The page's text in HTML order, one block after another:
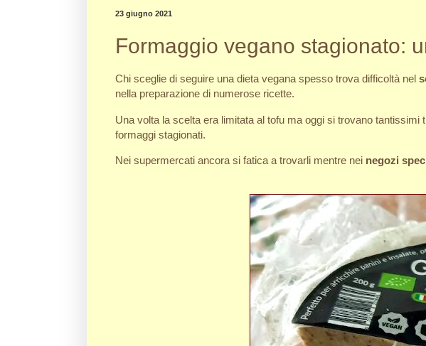
23 giugno 2021
Formaggio vegano stagionato:
Chi sceglie di seguire una dieta vegana spesso trova difficoltà nel
nella preparazione di numerose ricette.
Una volta la scelta era limitata al tofu ma oggi si trovano
formaggi stagionati.
Nei supermercati ancora si fatica a trovarli mentre nei negozi